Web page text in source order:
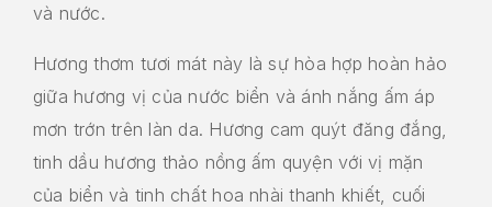
và nước.
Hương thơm tươi mát này là sự hòa hợp hoàn hảo
giữa hương vị của nước biển và ánh nắng ấm áp
mơn trớn trên làn da. Hương cam quýt đăng đắng,
tinh dầu hương thảo nồng ấm quyện với vị mặn
của biển và tinh chất hoa nhài thanh khiết, cuối